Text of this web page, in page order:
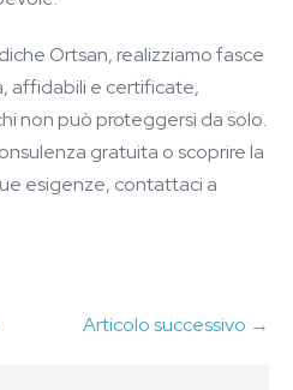
Ortsan, realizziamo fasce
affidabili e certificate,
non può proteggersi da solo.
gratuita o scoprire la
esigenze, contattaci a
Articolo successivo →